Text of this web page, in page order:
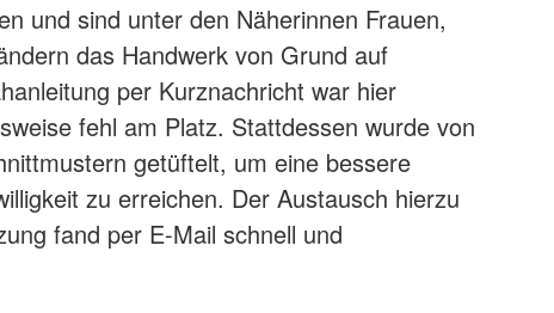
und sind unter den Näherinnen Frauen,
das Handwerk von Grund auf
per Kurznachricht war hier
fehl am Platz. Stattdessen wurde von
getüftelt, um eine bessere
zu erreichen. Der Austausch hierzu
fand per E-Mail schnell und